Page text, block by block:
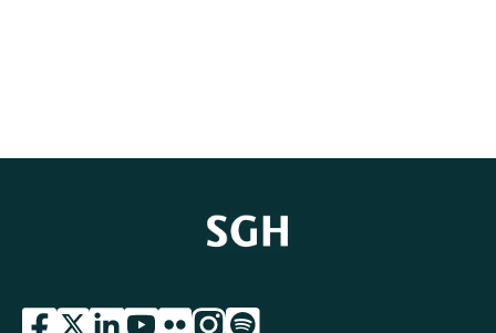
przejdź do serwisu facebook sgh
przejdź do serwisu twitter sgh
przejdź do serwisu linkedin sgh
przejdź do serwisu youtube sgh
przejdź do serwisu flickr sgh
przejdź do serwisu instagram sgh
przejdź do serwisu spotify sgh